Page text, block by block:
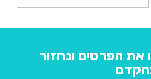
את הפרטים ונחזור